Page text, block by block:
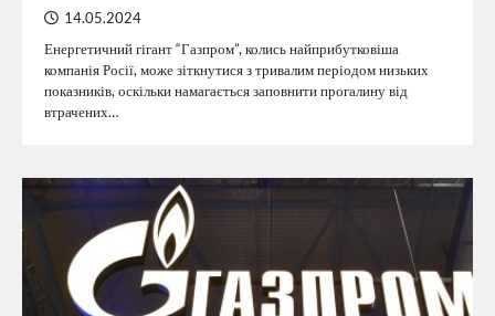
14.05.2024
Енергетичний гігант “Газпром”, колись найприбутковіша
компанія Росії, може зіткнутися з тривалим періодом низьких
показників, оскільки намагається заповнити прогалину від
втрачених…